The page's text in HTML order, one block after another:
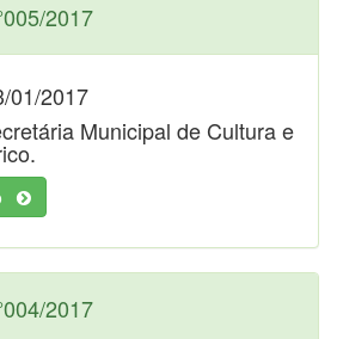
2017
01/2017
Municipal de Cultura e
2017